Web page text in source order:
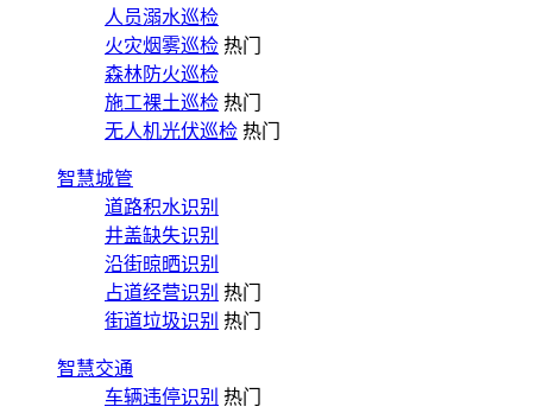
人员溺水巡检
火灾烟雾巡检 热门
森林防火巡检
施工裸土巡检 热门
无人机光伏巡检 热门
智慧城管
道路积水识别
井盖缺失识别
沿街晾晒识别
占道经营识别 热门
街道垃圾识别 热门
智慧交通
车辆违停识别 热门